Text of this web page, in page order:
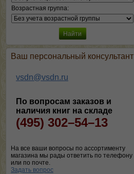
Возрастная группа:
Ваш персональный консультант
vsdn@vsdn.ru
По вопросам заказов и
наличия книг на складе
(495) 302–54–13
На все ваши вопросы по ассортименту
магазина мы рады ответить по телефону
или по почте.
Задать вопрос